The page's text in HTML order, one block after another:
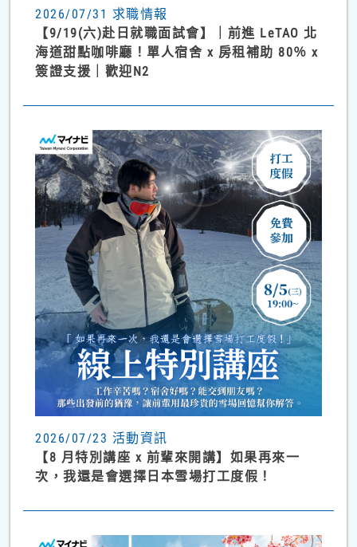
2026/07/31 求職情報
【9/19(六)赴日就職面試會】｜前進 LeTAO 北
海道甜點咖啡廳！單人宿舍 x 房租補助 80％ x
簽證支援｜歡迎N2
2026/07/23 活動資訊
【8 月特別講座 x 前輩來開講】如果再來一
次，我還是會選擇日本雪場打工度假！